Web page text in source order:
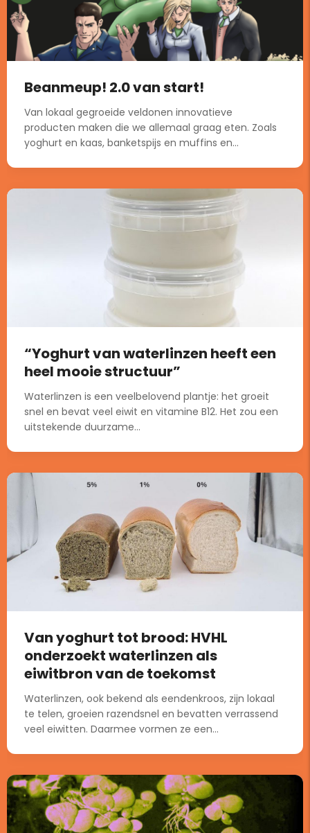
Beanmeup! 2.0 van start!
Van lokaal gegroeide veldonen innovatieve
producten maken die we allemaal graag eten. Zoals
yoghurt en kaas, banketspijs en muffins en...
“Yoghurt van waterlinzen heeft een
heel mooie structuur”
Waterlinzen is een veelbelovend plantje: het groeit
snel en bevat veel eiwit en vitamine B12. Het zou een
uitstekende duurzame...
Van yoghurt tot brood: HVHL
onderzoekt waterlinzen als
eiwitbron van de toekomst
Waterlinzen, ook bekend als eendenkroos, zijn lokaal
te telen, groeien razendsnel en bevatten verrassend
veel eiwitten. Daarmee vormen ze een...